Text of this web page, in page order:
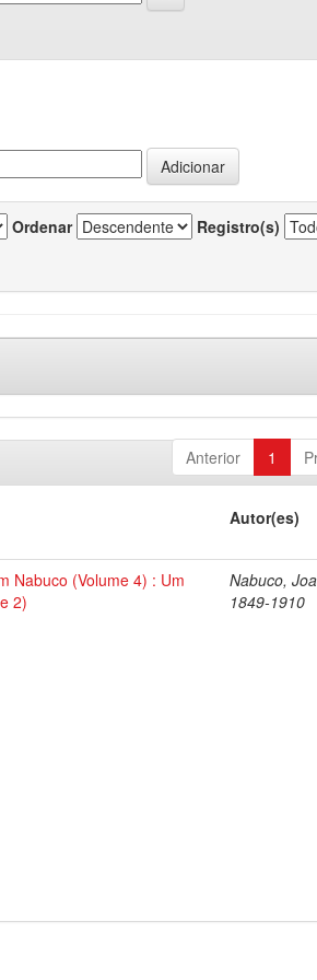
Ordenar Registro(s)
Anterior 1
Autor(es)
Nabuco (Volume 4) : Um
2)
Nabuco,
1849-1910